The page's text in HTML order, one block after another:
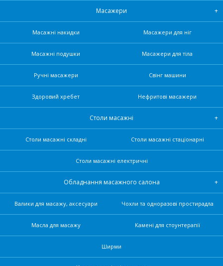
Масажери
Масажні накидки Масажери для ніг
Масажні подушки Масажери для тіла
Ручні масажери Свінг машини
Здоровий хребет Нефритові масажери
Столи масажні
Столи масажні складні Столи масажні стаціонарні
Столи масажні електричні
Обладнання масажного салона
Валики для масажу, аксесуари Чохли та одноразові простирадла
Масла для масажу Камені для стоунтерапії
Ширми